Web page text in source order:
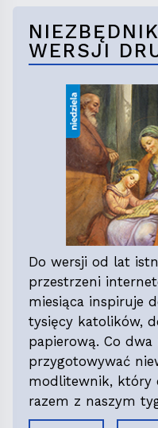
WERSJI
Do wersji od lat
przestrzeni
miesiąca inspiruje
tysięcy katolików,
papierową. Co
przygotowywać
modlitewnik, który
razem z naszym